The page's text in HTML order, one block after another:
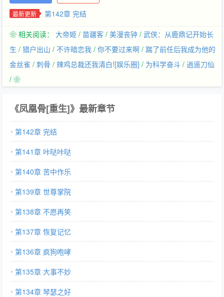
痛苦不已，只有前世无间狱一个眼盲男人能缓解一二。重生后，夙
雪白袈裟，神清骨秀，墨青双瞳冷冷然一眼瞥过来，皆是不可亵渎
的神圣和禅寂。夙寒声沉默。天道在上，前世的姘头，竟是个出家
人，还是须弥山高高在上的世尊？还有比这更荒谬的吗？尊长把面
容古怪的夙寒声拉到近前：“世尊是你父亲至交好友，幼时还抱过
你，你该唤一声世叔。”夙寒声：“……”——还真有更荒谬的。病弱
最新更新 第142章 完结
❀ 相关阅读： 大帝姬 / 苗疆客 / 美漫丧钟 / 武侠：从鹿鼎记开始长
生 / 猎户出山 / 不许暗恋我 / 你不要过来啊 / 踹了前任后我成为他的
金丝雀 / 刺骨 / 辣鸡总裁还我清白![娱乐圈] / 为科学奋斗 / 逍遥刀仙
/ ❀
《凤凰骨[重生]》最新章节
第142章 完结
第141章 咔哒咔哒
第140章 苦中作乐
第139章 世尊掌院
第138章 不愿再笑
第137章 恢复记忆
第136章 疯狗咆哮
第135章 大事不妙
第134章 琴瑟之好